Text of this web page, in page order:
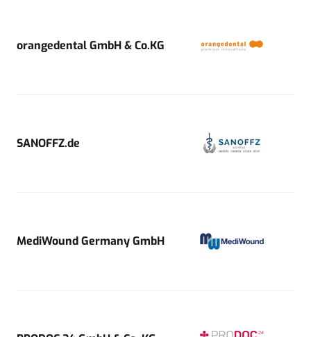
orangedental GmbH & Co.KG
SANOFFZ.de
MediWound Germany GmbH